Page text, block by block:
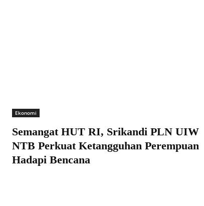
Ekonomi
Semangat HUT RI, Srikandi PLN UIW
NTB Perkuat Ketangguhan Perempuan
Hadapi Bencana